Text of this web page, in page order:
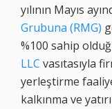
yılının Mayıs
Grubuna (RMG)
%100 sahip
LLC vasıtasıyla
yerleştirme
kalkınma ve